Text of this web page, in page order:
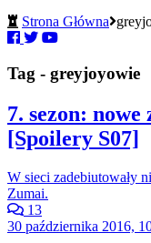
Strona Główna
Tag - greyjoyowie
7. sezon:
[Spoilery S07]
W sieci zadebiutowały
Zumai.
13
30 października 2016,